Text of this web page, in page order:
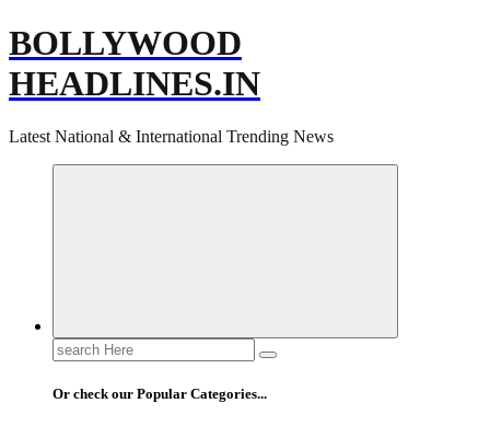
BOLLYWOOD
HEADLINES.IN
Latest National & International Trending News
Search
for:
Or check our Popular Categories...